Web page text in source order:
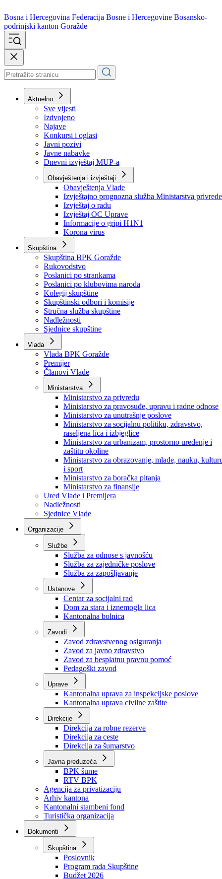
Bosna i Hercegovina
podrinjski kanton Goražde
Aktuelno
Sve vijesti
Izdvojeno
Najave
Konkursi i oglasi
Javni pozivi
Javne nabavke
Dnevni izvještaj MUP-a
Obavještenja i izvještaji
Obavještenja Vlade
Izvještajno prognozna služba Ministarstva privrede
Izvještaj o radu
Izvještaj OC Uprave
Informacije o gripi H1N1
Korona virus
Skupština
Skupština BPK Goražde
Rukovodstvo
Poslanici po strankama
Poslanici po klubovima naroda
Kolegij skupštine
Skupštinski odbori i komisije
Stručna služba skupštine
Nadležnosti
Sjednice skupštine
Vlada
Vlada BPK Goražde
Premijer
Članovi Vlade
Ministarstva
Ministarstvo za privredu
Ministarstvo za pravosuđe, upravu i radne odnose
Ministarstvo za unutrašnje poslove
Ministarstvo za socijalnu politiku, zdravstvo,
raseljena lica i izbjeglice
Ministarstvo za urbanizam, prostorno uređenje i
zaštitu okoline
Ministarstvo za obrazovanje, mlade, nauku,
i sport
Ministarstvo za boračka pitanja
Ministarstvo za finansije
Ured Vlade i Premijera
Nadležnosti
Sjednice Vlade
Organizacije
Službe
Služba za odnose s javnošću
Služba za zajedničke poslove
Služba za zapošljavanje
Ustanove
Centar za socijalni rad
Dom za stara i iznemogla lica
Kantonalna bolnica
Zavodi
Zavod zdravstvenog osiguranja
Zavod za javno zdravstvo
Zavod za besplatnu pravnu pomoć
Pedagoški zavod
Kantonalna uprava za inspekcijske poslove
Kantonalna uprava civilne zaštite
Direkcije
Direkcija za robne rezerve
Direkcija za ceste
Direkcija za šumarstvo
Javna preduzeća
BPK šume
RTV BPK
Agencija za privatizaciju
Arhiv kantona
Kantonalni stambeni fond
Turistička organizacija
Dokumenti
Skupština